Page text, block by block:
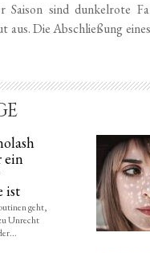
sind dunkelrote
Die Abschließung
ein
ist
geht,
Unrecht